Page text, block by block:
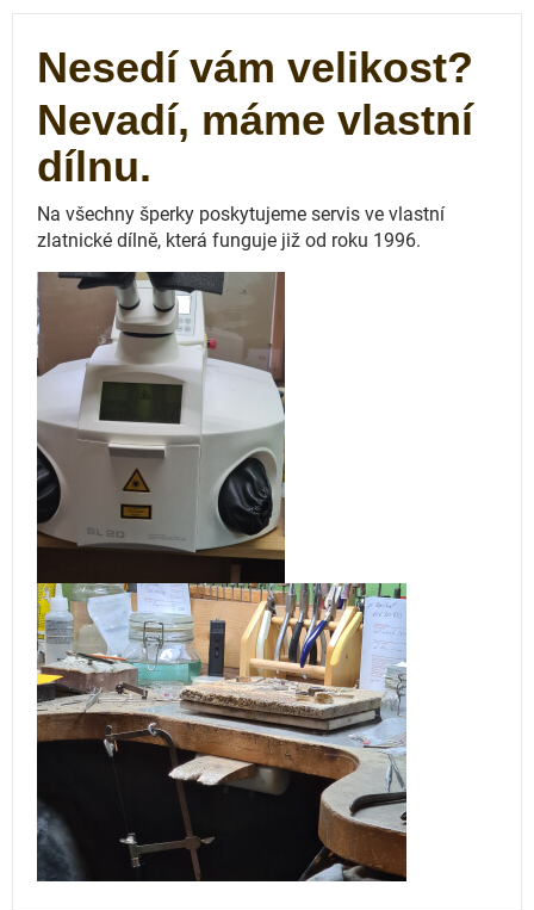
Nesedí vám velikost?
Nevadí, máme vlastní
dílnu.
Na všechny šperky poskytujeme servis ve vlastní
zlatnické dílně, která funguje již od roku 1996.